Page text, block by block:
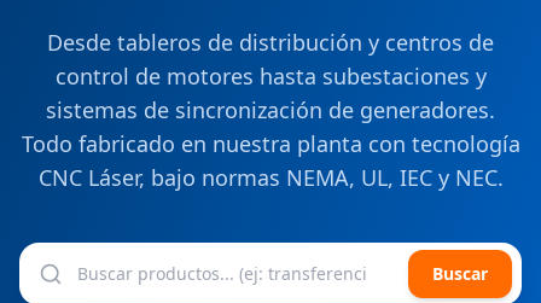
Desde tableros de distribución y centros de
control de motores hasta subestaciones y
sistemas de sincronización de generadores.
Todo fabricado en nuestra planta con tecnología
CNC Láser, bajo normas NEMA, UL, IEC y NEC.
Buscar